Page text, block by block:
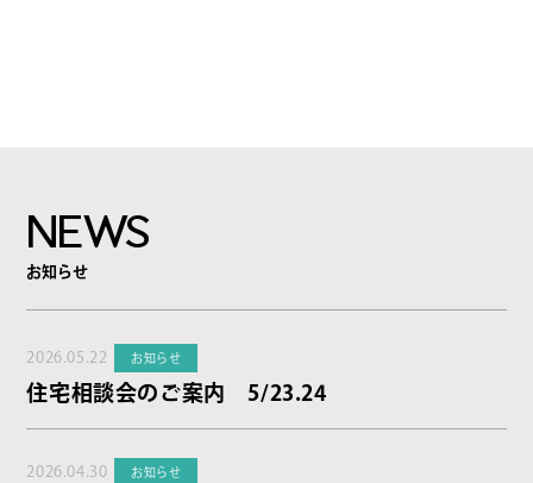
NEWS
お知らせ
2026.05.22 お知らせ
住宅相談会のご案内 5/23.24
2026.04.30 お知らせ